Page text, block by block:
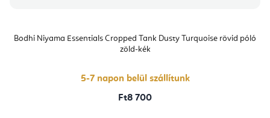
Bodhi Niyama Essentials Cropped Tank Dusty Turquoise rövid póló
zöld-kék
5-7 napon belül szállítunk
Ft8 700